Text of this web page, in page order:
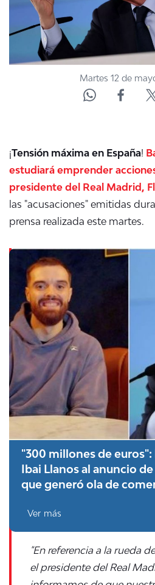
CORPORATIVO Y
CANAL DE DENUNCIAS
ÁREA DE PROYECTOS
Martes 12 de
¡Tensión máxima en España!
estudiará emprender
presidente del Real Madrid,
las "acusaciones" emitidas
prensa realizada este martes.
"300 millones de
Ibai Llanos al anuncio
que generó ola de
Ver más
"En referencia a la rueda
el presidente del Real